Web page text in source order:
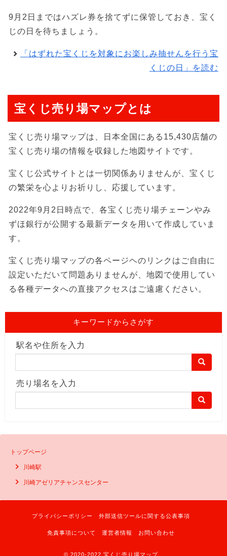
9月2日まではハズレ券を捨てずに保管しておき、宝く
じの日を待ちましょう。
「はずれた宝くじを対象にお楽しみ抽せんを行う宝
くじの日」を読む
宝くじ売り場マップとは
宝くじ売り場マップは、日本全国にある15,430店舗の
宝くじ売り場の情報を収録した地図サイトです。
宝くじ公式サイトとは一切関係ありませんが、宝くじ
の繁栄を心よりお祈りし、応援しています。
2022年9月2日時点で、各宝くじ売り場チェーンやみ
ずほ銀行が公開する最新データを用いて作成していま
す。
宝くじ売り場マップの各ページヘのリンクはご自由に
設定いただいて問題ありませんが、地図で使用してい
る各種データへの直接アクセスはご遠慮ください。
キーワードからさがす
駅名や住所を入力
売り場名を入力
トップページ
川崎駅
川崎アゼリアチャンスセンター
プライバシーポリシー 外部送信ツールに関する公表事項
免責事項について 運営者情報 お問い合わせ
© 2020-2022 宝くじ売り場マップ